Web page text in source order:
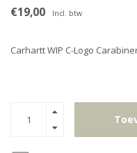
€19,00 Incl. btw
Carhartt WIP C-Logo